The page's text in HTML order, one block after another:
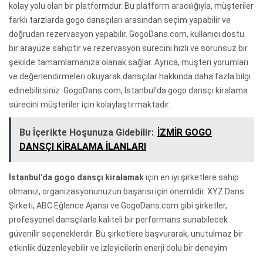
kolay yolu olan bir platformdur. Bu platform aracılığıyla, müşteriler
farklı tarzlarda gogo dansçıları arasından seçim yapabilir ve
doğrudan rezervasyon yapabilir. GogoDans.com, kullanıcı dostu
bir arayüze sahiptir ve rezervasyon sürecini hızlı ve sorunsuz bir
şekilde tamamlamanıza olanak sağlar. Ayrıca, müşteri yorumları
ve değerlendirmeleri okuyarak dansçılar hakkında daha fazla bilgi
edinebilirsiniz. GogoDans.com, İstanbul’da gogo dansçı kiralama
sürecini müşteriler için kolaylaştırmaktadır.
Bu İçerikte Hoşunuza Gidebilir: İZMİR GOGO
DANSÇI KİRALAMA İLANLARI
İstanbul’da gogo dansçı kiralamakiçin en iyi şirketlere sahip
olmanız, organizasyonunuzun başarısı için önemlidir. XYZ Dans
Şirketi, ABC Eğlence Ajansı ve GogoDans.com gibi şirketler,
profesyonel dansçılarla kaliteli bir performans sunabilecek
güvenilir seçeneklerdir. Bu şirketlere başvurarak, unutulmaz bir
etkinlik düzenleyebilir ve izleyicilerin enerji dolu bir deneyim